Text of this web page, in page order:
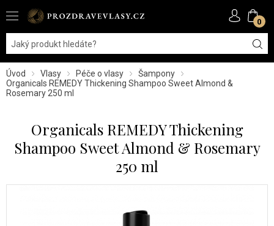
0
Úvod Vlasy Péče o vlasy
Šampony
Organicals REMEDY Thickening Shampoo Sweet Almond &
Rosemary 250 ml
Organicals REMEDY Thickening
Shampoo Sweet Almond & Rosemary
250 ml